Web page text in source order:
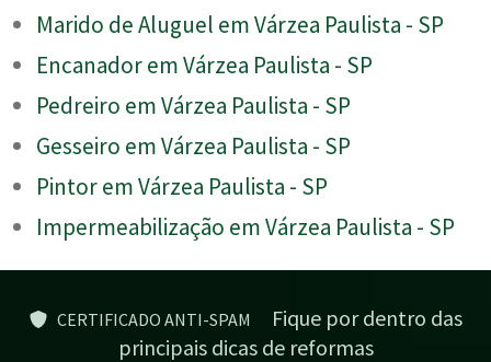
Marido de Aluguel em Várzea Paulista - SP
Encanador em Várzea Paulista - SP
Pedreiro em Várzea Paulista - SP
Gesseiro em Várzea Paulista - SP
Pintor em Várzea Paulista - SP
Impermeabilização em Várzea Paulista - SP
CERTIFICADO ANTI-SPAM
Fique por dentro das
principais dicas de reformas